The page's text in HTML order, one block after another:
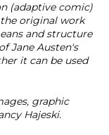
(adaptive comic)
original work
and structure
Jane Austen's
it can be used
graphic
Hajeski.